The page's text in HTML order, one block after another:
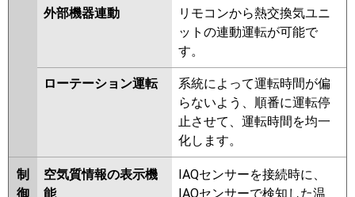
外部機器連動
リモコンから熱交換気ユニ
ットの連動運転が可能で
す。
ローテーション運転
系統によって運転時間が偏
らないよう、順番に運転停
止させて、運転時間を均一
化します。
制
御
空気質情報の表示機
能
IAQセンサーを接続時に、
IAQセンサーで検知した温